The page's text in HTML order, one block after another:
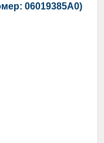
06019385A0)